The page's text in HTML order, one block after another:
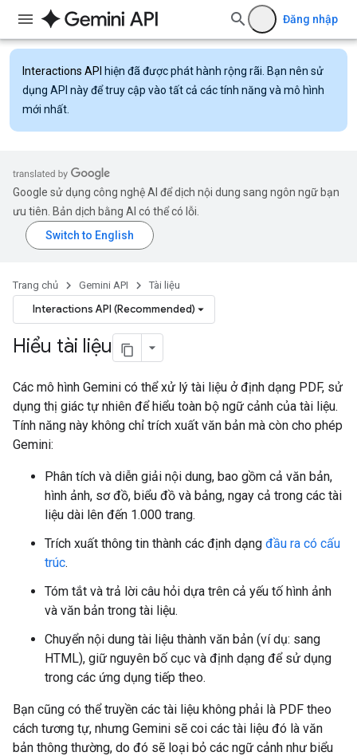
Đăng nhập
Interactions API hiện đã được phát hành rộng rãi. Bạn nên sử
dụng API này để truy cập vào tất cả các tính năng và mô hình
mới nhất.
Google sử dụng công nghệ AI để dịch nội dung sang ngôn ngữ bạn
ưu tiên. Bản dịch bằng AI có thể có lỗi.
Trang chủ Gemini API Tài liệu
Interactions API (Recommended)
Hiểu tài liệu
Các mô hình Gemini có thể xử lý tài liệu ở định dạng PDF, sử
dụng thị giác tự nhiên để hiểu toàn bộ ngữ cảnh của tài liệu.
Tính năng này không chỉ trích xuất văn bản mà còn cho phép
Gemini:
Phân tích và diễn giải nội dung, bao gồm cả văn bản,
hình ảnh, sơ đồ, biểu đồ và bảng, ngay cả trong các tài
liệu dài lên đến 1.000 trang.
Trích xuất thông tin thành các định dạng đầu ra có cấu
trúc.
Tóm tắt và trả lời câu hỏi dựa trên cả yếu tố hình ảnh
và văn bản trong tài liệu.
Chuyển nội dung tài liệu thành văn bản (ví dụ: sang
HTML), giữ nguyên bố cục và định dạng để sử dụng
trong các ứng dụng tiếp theo.
Bạn cũng có thể truyền các tài liệu không phải là PDF theo
cách tương tự, nhưng Gemini sẽ coi các tài liệu đó là văn
bản thông thường, do đó sẽ loại bỏ các ngữ cảnh như biểu